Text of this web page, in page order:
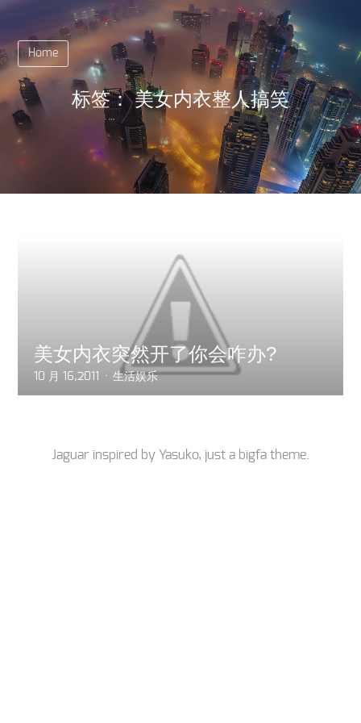
Home
标签：美女内衣整人搞笑
美女内衣突然开了你会咋办?
10 月 16,2011 生活娱乐
Jaguar inspired by Yasuko, just a bigfa theme.